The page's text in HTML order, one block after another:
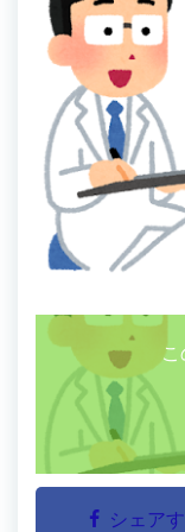
シェア